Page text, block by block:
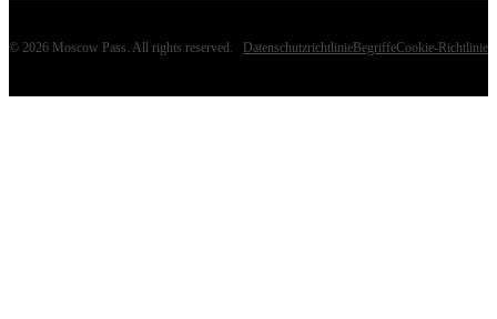
© 2026 Moscow Pass . All rights reserved. DatenschutzrichtlinieBegriffeCookie-Richtlinie